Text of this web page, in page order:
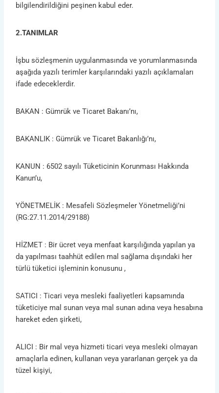
bilgilendirildiğini peşinen kabul eder.
2.TANIMLAR
İşbu sözleşmenin uygulanmasında ve yorumlanmasında
aşağıda yazılı terimler karşılarındaki yazılı açıklamaları
ifade edeceklerdir.
BAKAN : Gümrük ve Ticaret Bakanı’nı,
BAKANLIK : Gümrük ve Ticaret Bakanlığı’nı,
KANUN : 6502 sayılı Tüketicinin Korunması Hakkında
Kanun’u,
YÖNETMELİK : Mesafeli Sözleşmeler Yönetmeliği’ni
(RG:27.11.2014/29188)
HİZMET : Bir ücret veya menfaat karşılığında yapılan ya
da yapılması taahhüt edilen mal sağlama dışındaki her
türlü tüketici işleminin konusunu ,
SATICI : Ticari veya mesleki faaliyetleri kapsamında
tüketiciye mal sunan veya mal sunan adına veya hesabına
hareket eden şirketi,
ALICI : Bir mal veya hizmeti ticari veya mesleki olmayan
amaçlarla edinen, kullanan veya yararlanan gerçek ya da
tüzel kişiyi,